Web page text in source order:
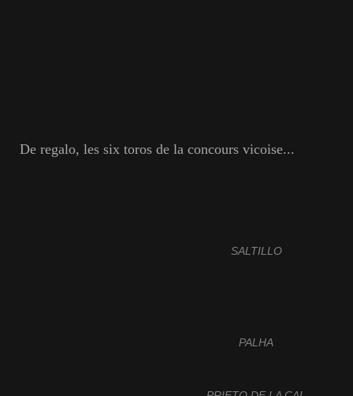
De regalo, les six toros de la concours vicoise...
SALTILLO
PALHA